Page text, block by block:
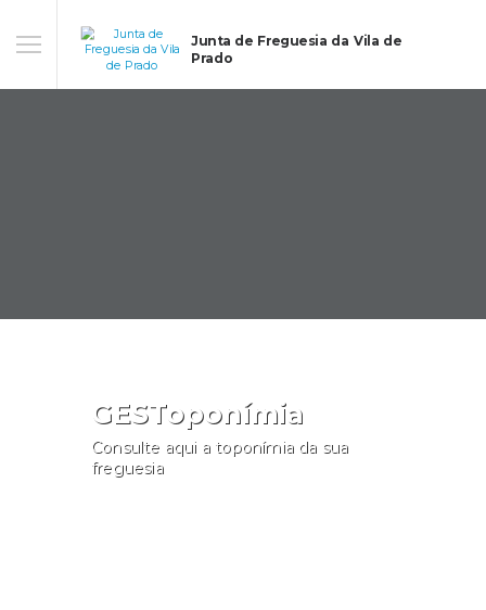
Junta de Freguesia da Vila de
Prado
GESToponímia
Consulte aqui a toponímia da sua
freguesia